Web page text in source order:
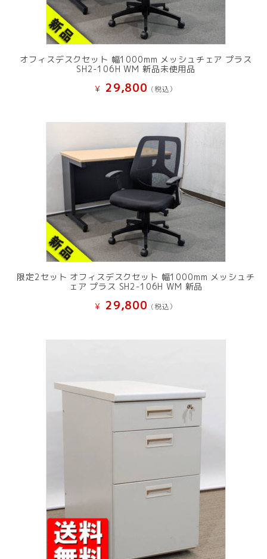
オフィスデスクセット 幅1000mm メッシュチェア プラス
SH2-106H WM 新品未使用品
¥ 29,800 (税込）
限定2セット オフィスデスクセット 幅1000mm メッシュチ
ェア プラス SH2-106H WM 新品
¥ 29,800 (税込）